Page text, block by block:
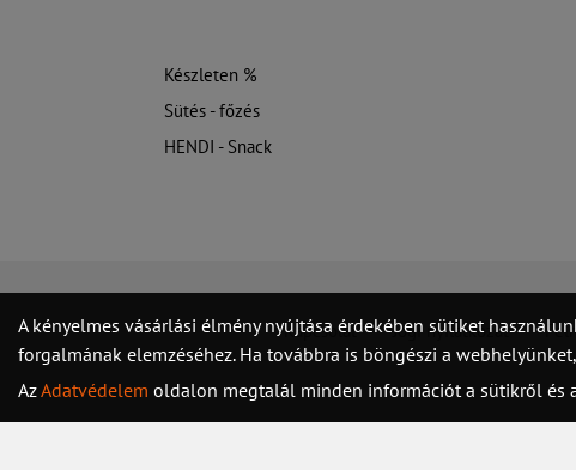
Készleten %
Sütés - főzés
HENDI - Snack
Kapcsolat Jogi nyilatkozat
A kényelmes vásárlási élmény nyújtása érdekében sütiket
forgalmának elemzéséhez. Ha továbbra is böngészi a
AzAdatvédelem oldalon megtalál minden információt a sütikről és